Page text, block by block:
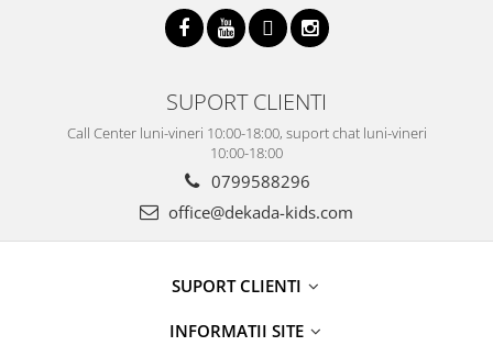
SUPORT CLIENTI
Call Center luni-vineri 10:00-18:00, suport chat luni-vineri
10:00-18:00
0799588296
office@dekada-kids.com
SUPORT CLIENTI
INFORMATII SITE